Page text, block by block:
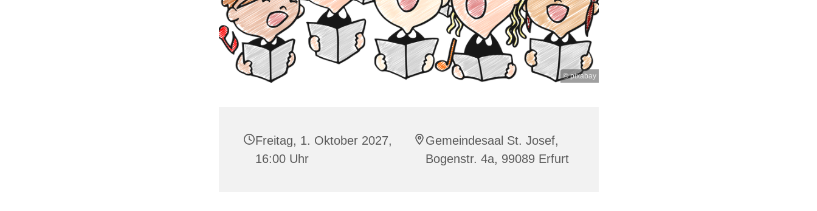
© pixabay
Freitag, 1. Oktober 2027,
16:00 Uhr
Gemeindesaal St. Josef,
Bogenstr. 4a, 99089 Erfurt